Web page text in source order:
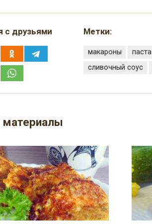
с друзьями Метки:
макароны паста
сливочный соус